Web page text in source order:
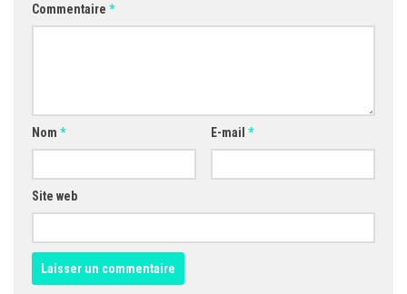
Commentaire *
Nom * E-mail *
Site web